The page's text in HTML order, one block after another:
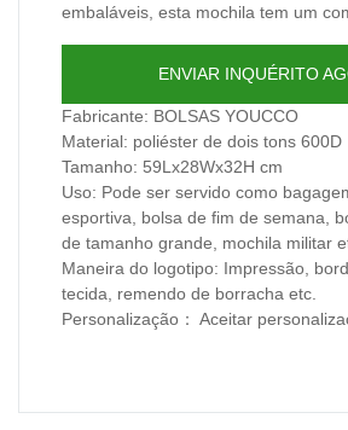
embaláveis, esta mochila tem um
seus pertences bem organizados.
conteúdo é muito pesado para uma
pessoa, as duas alças laterais são
duas pessoas carregarem juntas. A
ombro destacável pode ser ajustada
em qualquer comprimento
transportar sobre o ombro para
Seu bom companheiro para viajar,
servido como uma bagagem de
esportiva, bolsa de fim de semana,
viagem grande, mochila militar, bolsa
ENVIAR INQUÉRITO
Fabricante: BOLSAS YOUCCO
Material: poliéster de dois tons 600D
Tamanho: 59Lx28Wx32H cm
Uso: Pode ser servido como
esportiva, bolsa de fim de semana,
de tamanho grande, mochila militar
Maneira do logotipo: Impressão,
tecida, remendo de borracha etc.
Personalização： Aceitar